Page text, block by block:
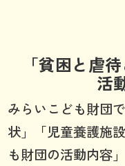
「貧困と虐
活
みらいこども財団
状」「児童養護施
も財団の活動内容